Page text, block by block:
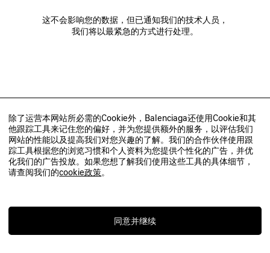
除了运营本网站所必需的Cookie外，Balenciaga还使用Cookie和其
他跟踪工具来记住您的偏好，并为您提供额外的服务，以评估我们
网站的性能以及提高我们对您兴趣的了解。我们的合作伙伴使用跟
踪工具根据您的浏览习惯和个人资料为您提供个性化的广告，并优
化我们的广告投放。如果您想了解我们使用这些工具的具体细节，
请查阅我们的cookie政策。
同意并继续
这不会影响您的数据，但已通知我们的技术人员，
我们将以最紧急的方式进行处理。